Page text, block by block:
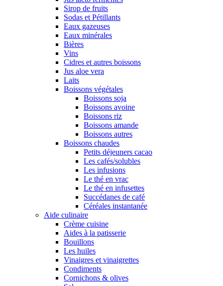
Sirop de fruits
Sodas et Pétillants
Eaux gazeuses
Eaux minérales
Bières
Vins
Cidres et autres boissons
Jus aloe vera
Laits
Boissons végétales
Boissons soja
Boissons avoine
Boissons riz
Boissons amande
Boissons autres
Boissons chaudes
Petits déjeuners cacao
Les cafés/solubles
Les infusions
Le thé en vrac
Le thé en infusettes
Succédanes de café
Céréales instantanée
Aide culinaire
Crème cuisine
Aides à la patisserie
Bouillons
Les huiles
Vinaigres et vinaigrettes
Condiments
Cornichons & olives